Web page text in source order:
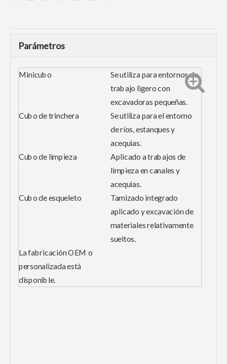
Parámetros
Minicubo
Se utiliza para entornos de
trabajo ligero con
excavadoras pequeñas.
Cubo de trinchera
Se utiliza para el entorno
de ríos, estanques y
acequias.
Cubo de limpieza
Aplicado a trabajos de
limpieza en canales y
acequias.
Cubo de esqueleto
Tamizado integrado
aplicado y excavación de
materiales relativamente
sueltos.
La fabricación OEM o
personalizada está
disponible.